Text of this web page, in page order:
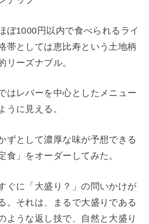
ぼ1000円以内で食べられるライ
帯としては恵比寿という土地柄
リーズナブル。
はレバーを中心としたメニュー
うに見える。
ずとして濃厚な味が予想できる
食」をオーダーしてみた。
ぐに「大盛り？」の問いかけが
。それは、まるで大盛りである
ような返し技で、自然と大盛り